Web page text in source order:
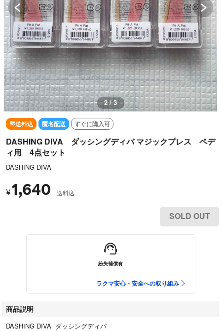
2 / 3
送料込 匿名配送 すぐに購入可
DASHING DIVA ダッシングディバ マジックプレス ペデ
ィ用 4点セット
DASHING DIVA
¥1,640 送料込
SOLD OUT
紛失補償有
ラクマ安心・安全への取り組み
商品説明
DASHING DIVA ダッシングディバ